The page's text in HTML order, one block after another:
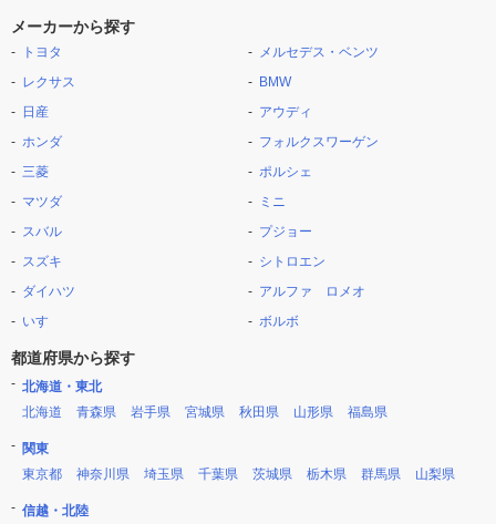
メーカーから探す
トヨタ
レクサス
日産
ホンダ
三菱
マツダ
スバル
スズキ
ダイハツ
いすゞ
メルセデス・ベンツ
BMW
アウディ
フォルクスワーゲン
ポルシェ
ミニ
プジョー
シトロエン
アルファ ロメオ
ボルボ
都道府県から探す
北海道・東北
北海道
青森県 岩手県 宮城県 秋田県 山形県 福島県
関東
東京都
神奈川県 埼玉県 千葉県 茨城県 栃木県 群馬県 山梨県
信越・北陸